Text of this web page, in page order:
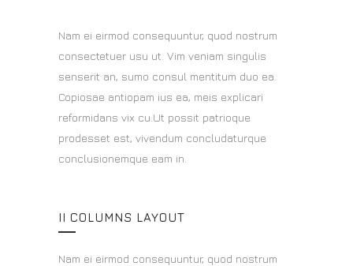
Nam ei eirmod consequuntur, quod nostrum
consectetuer usu ut. Vim veniam singulis
senserit an, sumo consul mentitum duo ea.
Copiosae antiopam ius ea, meis explicari
reformidans vix cu.Ut possit patrioque
prodesset est, vivendum concludaturque
conclusionemque eam in.
II COLUMNS LAYOUT
Nam ei eirmod consequuntur, quod nostrum